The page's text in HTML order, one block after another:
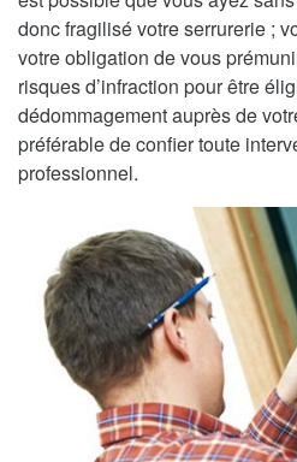
donc fragilisé votre serrurerie ;
votre obligation de vous
risques d’infraction pour être
dédommagement auprès de
préférable de confier toute
professionnel.